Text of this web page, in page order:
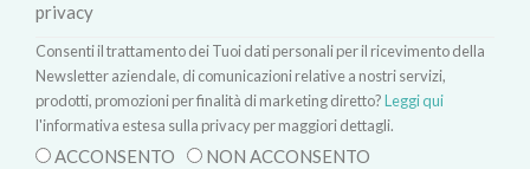
privacy
Consenti il trattamento dei Tuoi dati personali per il ricevimento della
Newsletter aziendale, di comunicazioni relative a nostri servizi,
prodotti, promozioni per finalità di marketing diretto?Leggi qui
l'informativa estesa sulla privacy per maggiori dettagli.
ACCONSENTO NON ACCONSENTO